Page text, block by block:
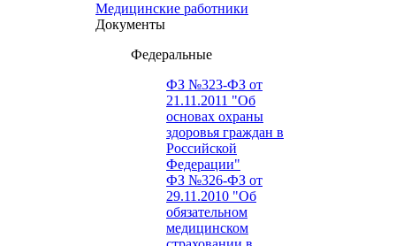
Медицинские работники
Документы
Федеральные
ФЗ №323-ФЗ от
21.11.2011 "Об
основах охраны
здоровья граждан в
Российской
Федерации"
ФЗ №326-ФЗ от
29.11.2010 "Об
обязательном
медицинском